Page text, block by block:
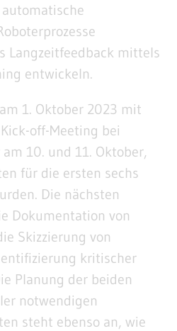
Langzeitfeedback mittels
entwickeln.
1. Oktober 2023 mit
off-Meeting bei
am 10. und 11. Oktober,
für die ersten sechs
Die nächsten
Dokumentation von
Skizzierung von
kritischer
Planung der beiden
notwendigen
steht ebenso an, wie